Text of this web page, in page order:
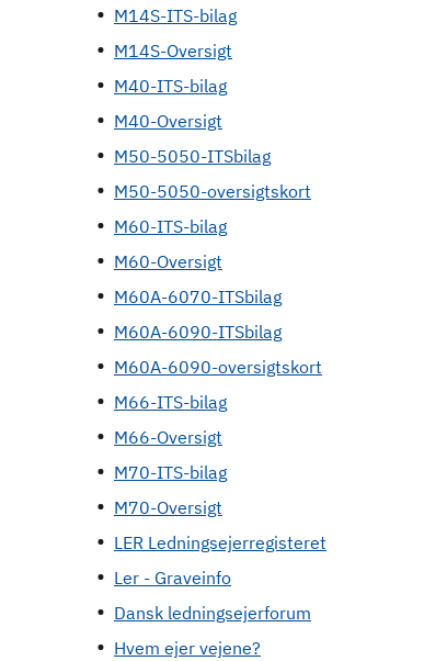
M14S-ITS-bilag
M14S-Oversigt
M40-ITS-bilag
M40-Oversigt
M50-5050-ITSbilag
M50-5050-oversigtskort
M60-ITS-bilag
M60-Oversigt
M60A-6070-ITSbilag
M60A-6090-ITSbilag
M60A-6090-oversigtskort
M66-ITS-bilag
M66-Oversigt
M70-ITS-bilag
M70-Oversigt
LER Ledningsejerregisteret
Ler - Graveinfo
Dansk ledningsejerforum
Hvem ejer vejene?